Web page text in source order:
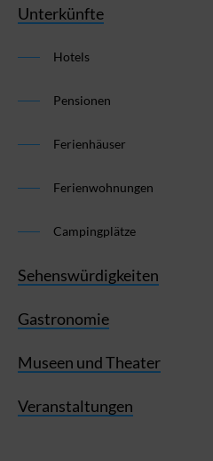
Unterkünfte
Hotels
Pensionen
Ferienhäuser
Ferienwohnungen
Campingplätze
Sehenswürdigkeiten
Gastronomie
Museen und Theater
Veranstaltungen